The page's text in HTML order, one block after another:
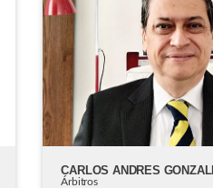
CARLOS ANDRES
Árbitros